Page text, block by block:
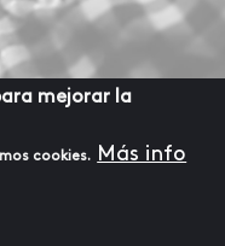
mejorar la
cookies. Más info